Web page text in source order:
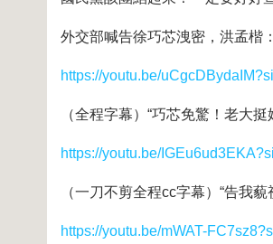
外交部喊告徐巧芯洩密，洪孟楷
https://youtu.be/
（全程字幕）“巧芯免驚！老大
https://youtu.be/
（一刀不剪全程cc字幕）“告我
https://youtu.be/mWAT-